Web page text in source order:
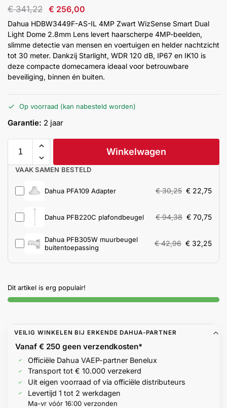
Inbraakbeveiliging
Merken
Help &
service
€341,22 € 256,00
Dahua HDBW3449F-AS-IL 4MP Zwart WizSense Smart Dual
Light Dome 2.8mm Lens levert haarscherpe 4MP-beelden,
slimme detectie van mensen en voertuigen en helder nachtzicht
tot 30 meter. Dankzij Starlight, WDR 120 dB, IP67 en IK10 is
deze compacte domecamera ideaal voor betrouwbare
beveiliging, binnen én buiten.
Op voorraad (kan nabesteld worden)
Garantie: 2 jaar
Winkelwagen
VAAK SAMEN BESTELD
Dahua PFA109 Adapter €30,25 € 22,75
Dahua PFB220C plafondbeugel €94,38 € 70,75
Dahua PFB305W muurbeugel
buitentoepassing
€42,96 € 32,25
Dit artikel is erg populair!
VEILIG WINKELEN BIJ ERKENDE DAHUA-PARTNER
Vanaf € 250 geenverzendkosten*
Officiële Dahua VAEP-partner Benelux
Transport tot € 10.000 verzekerd
Uit eigen voorraad of via officiële distributeurs
Levertijd 1 tot 2 werkdagen
Ma-vr vóór 16:00 verzonden